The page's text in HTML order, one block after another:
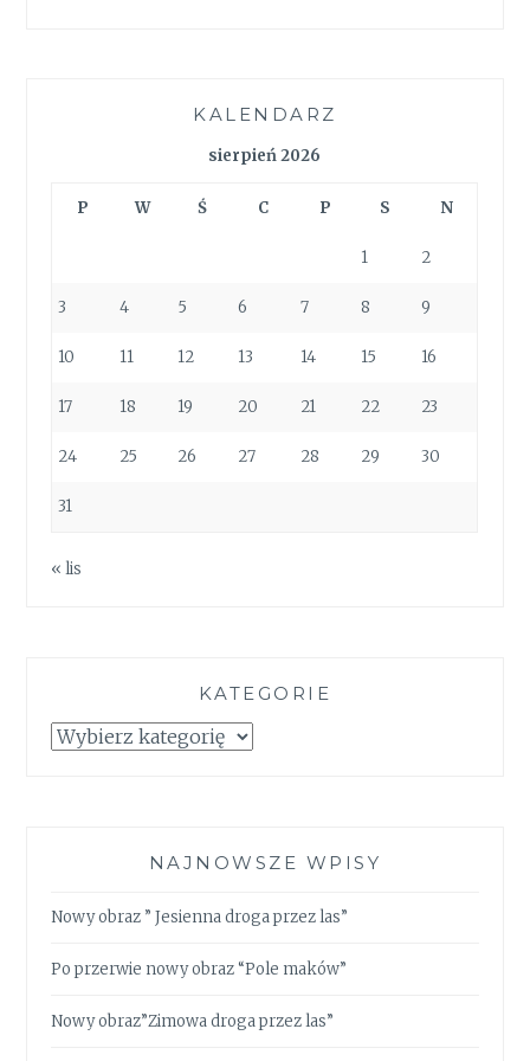
KALENDARZ
sierpień 2026
P W Ś C P S N
1 2
3 4 5 6 7 8 9
10 11 12 13 14 15 16
17 18 19 20 21 22 23
24 25 26 27 28 29 30
31
« lis
KATEGORIE
Kategorie
NAJNOWSZE WPISY
Nowy obraz ” Jesienna droga przez las”
Po przerwie nowy obraz “Pole maków”
Nowy obraz”Zimowa droga przez las”